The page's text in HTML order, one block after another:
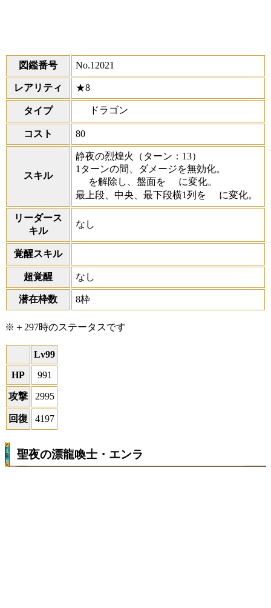
図鑑番号 No.12021
レアリティ ★8
タイプ ドラゴン
コスト 80
スキル
静夜の烈煌火
（ターン：13）
1ターンの間、ダメージを無効化。
を解除し、盤面を
に変化。
最上段、中央、最下段横1列を
に変化。
リーダース
キル
なし
覚醒スキル
超覚醒 なし
潜在枠数 8枠
※＋297時のステータスです
Lv99
HP
991
攻撃 2995
回復 4197
聖夜の漂龍喚士・エンラ